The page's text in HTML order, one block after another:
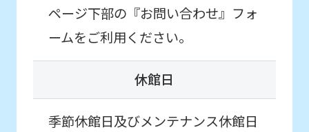
ページ下部の『お問い合わせ』フォ
ームをご利用ください。
休館日
季節休館日及びメンテナンス休館日